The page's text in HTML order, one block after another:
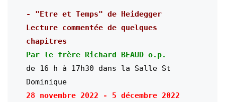
- "Etre et Temps" de Heidegger
Lecture commentée de quelques
chapitres
Par le frère Richard BEAUD o.p.
de 16 h à 17h30 dans la Salle St
Dominique
28 novembre 2022 - 5 décembre 2022